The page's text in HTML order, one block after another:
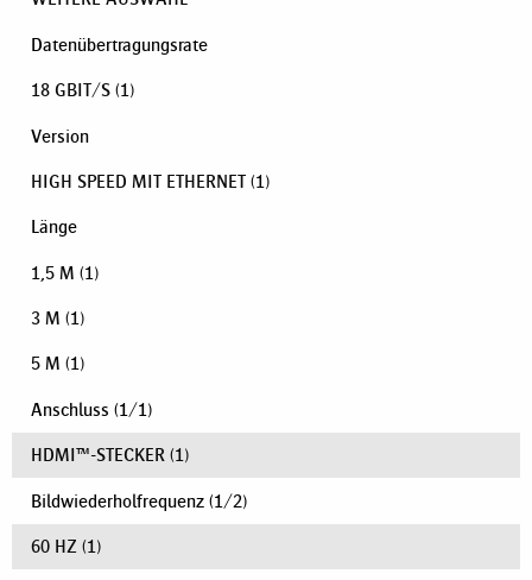
Datenübertragungsrate
18 GBIT/S (1)
Version
HIGH SPEED MIT ETHERNET (1)
Länge
1,5 M (1)
3 M (1)
5 M (1)
Anschluss (1/1)
HDMI™-STECKER (1)
Bildwiederholfrequenz (1/2)
60 HZ (1)